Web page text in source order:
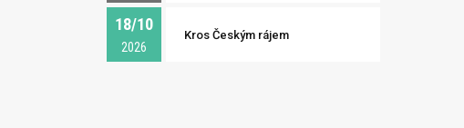
18/10
2026
Kros Českým rájem